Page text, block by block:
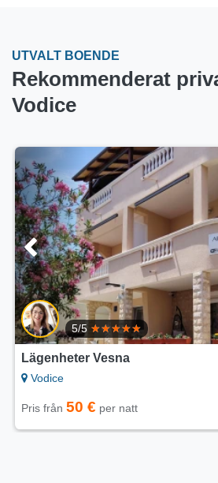
UTVALT BOENDE
Rekommenderat
Vodice
5/5
Lägenhet Club Vodice
Vodice
Pris från 90 € per natt